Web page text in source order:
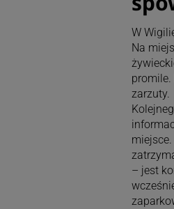
W
Na
promile.
zarzuty.
– jest